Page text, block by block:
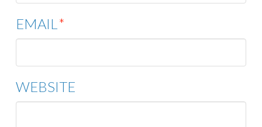
EMAIL*
WEBSITE